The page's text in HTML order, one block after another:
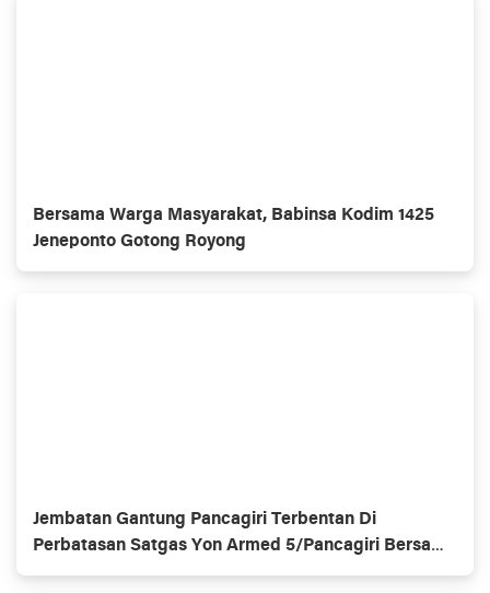
Bersama Warga Masyarakat, Babinsa Kodim 1425
Jeneponto Gotong Royong
Jembatan Gantung Pancagiri Terbentan Di
Perbatasan Satgas Yon Armed 5/Pancagiri Bersama
Vertikal Rescue Dan PT MA/BDRMS